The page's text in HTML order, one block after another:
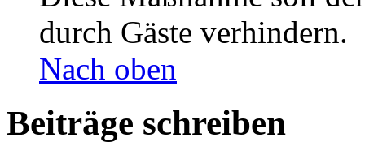
durch Gäste verhindern.
Nach oben
Beiträge schreiben